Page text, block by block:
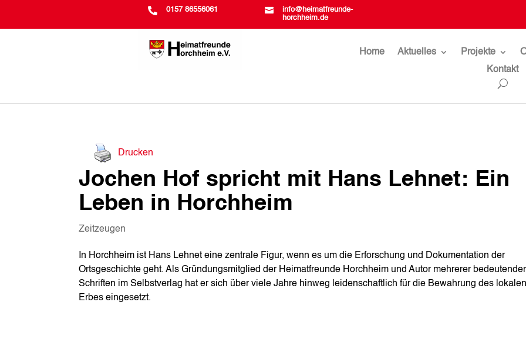
 0157 86556061 
info@heimatfreunde-
horchheim.de
Home Aktuelles Projekte
Kontakt
Drucken
Jochen Hof spricht mit Hans Lehnet: Ein
Leben in Horchheim
Zeitzeugen
In Horchheim ist Hans Lehnet eine zentrale Figur, wenn es um die Erforschung und Dokumentation der
Ortsgeschichte geht. Als Gründungsmitglied der Heimatfreunde Horchheim und Autor mehrerer bedeutender
Schriften im Selbstverlag hat er sich über viele Jahre hinweg leidenschaftlich für die Bewahrung des lokalen
Erbes eingesetzt.